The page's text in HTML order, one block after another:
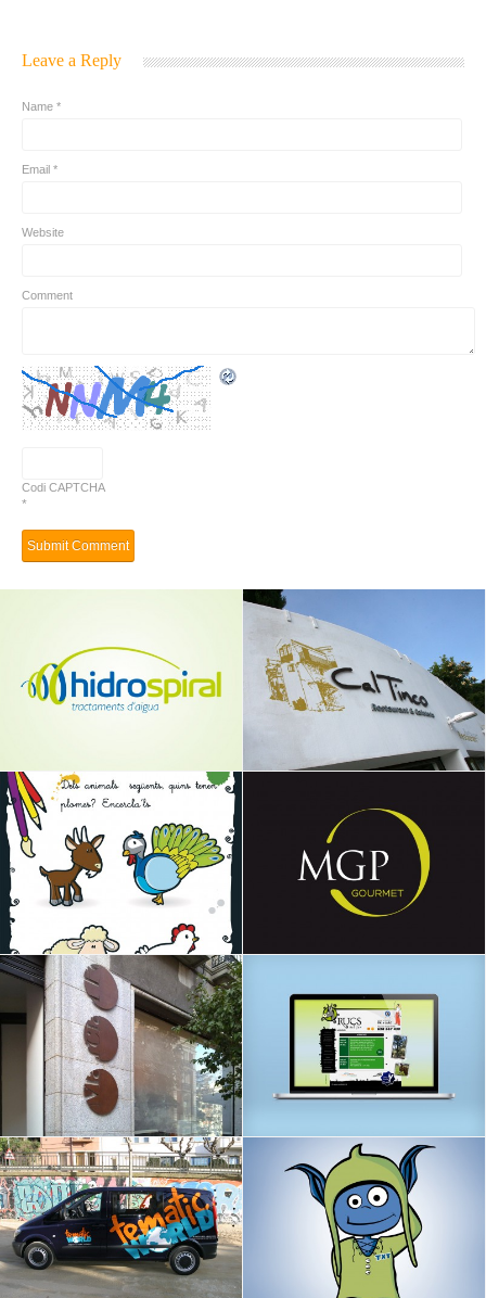
Leave a Reply
Name *
Email *
Website
Comment
Codi CAPTCHA
*